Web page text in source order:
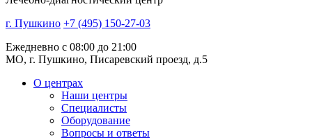
г. Пушкино +7 (495) 150-27-03
Ежедневно с 08:00 до 21:00
МО, г. Пушкино, Писаревский проезд, д.5
О центрах
Наши центры
Специалисты
Оборудование
Вопросы и ответы